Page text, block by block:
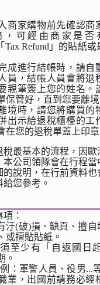
商家購物前先確認商
，可經由商家是否
Tax Refund」的貼紙
成進行結帳時，請自
員，結帳人員會將退
親筆簽上您的姓名。
保管好，直到您要離境
境時，請您將購買的
出示給退稅櫃檯的工
在您的退稅單蓋上印章
稅最基本的流程，因歐
本公司領隊會在行程
的說明，在行前資料也
您參考。
：
汙(破)損、缺頁、擅自
或擅貼貼紙。
至少有「自返國日
。
：軍警人員、役男...
業，出國前請務必經